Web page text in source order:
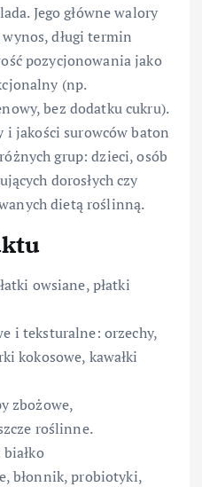
Jego główne walory
długi termin
pozycjonowania jako
(np.
bez dodatku cukru).
i jakości surowców baton
grup: dzieci, osób
dorosłych czy
dietą roślinną.
owsiane, płatki
i teksturalne: orzechy,
kokosowe, kawałki
zbożowe,
roślinne.
błonnik, probiotyki,